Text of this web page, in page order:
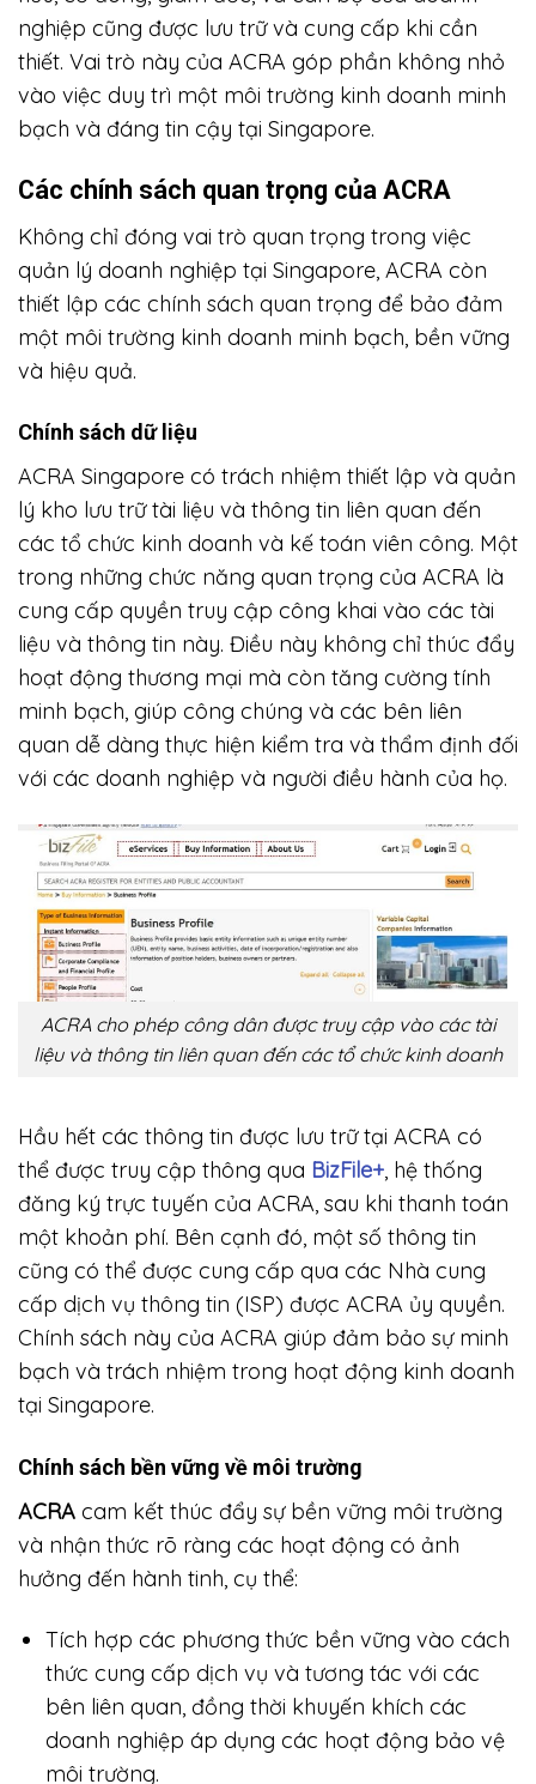
nghiệp cũng được lưu trữ và cung cấp khi cần
thiết. Vai trò này của ACRA góp phần không nhỏ
vào việc duy trì một môi trường kinh doanh minh
bạch và đáng tin cậy tại Singapore.
Các chính sách quan trọng của ACRA
Không chỉ đóng vai trò quan trọng trong việc
quản lý doanh nghiệp tại Singapore, ACRA còn
thiết lập các chính sách quan trọng để bảo đảm
một môi trường kinh doanh minh bạch, bền vững
và hiệu quả.
Chính sách dữ liệu
ACRA Singapore có trách nhiệm thiết lập và quản
lý kho lưu trữ tài liệu và thông tin liên quan đến
các tổ chức kinh doanh và kế toán viên công. Một
trong những chức năng quan trọng của ACRA là
cung cấp quyền truy cập công khai vào các tài
liệu và thông tin này. Điều này không chỉ thúc đẩy
hoạt động thương mại mà còn tăng cường tính
minh bạch, giúp công chúng và các bên liên
quan dễ dàng thực hiện kiểm tra và thẩm định đối
với các doanh nghiệp và người điều hành của họ.
ACRA cho phép công dân được truy cập vào các tài
liệu và thông tin liên quan đến các tổ chức kinh doanh
Hầu hết các thông tin được lưu trữ tại ACRA có
thể được truy cập thông qua BizFile+, hệ thống
đăng ký trực tuyến của ACRA, sau khi thanh toán
một khoản phí. Bên cạnh đó, một số thông tin
cũng có thể được cung cấp qua các Nhà cung
cấp dịch vụ thông tin (ISP) được ACRA ủy quyền.
Chính sách này của ACRA giúp đảm bảo sự minh
bạch và trách nhiệm trong hoạt động kinh doanh
tại Singapore.
Chính sách bền vững về môi trường
ACRA cam kết thúc đẩy sự bền vững môi trường
và nhận thức rõ ràng các hoạt động có ảnh
hưởng đến hành tinh, cụ thể:
Tích hợp các phương thức bền vững vào cách
thức cung cấp dịch vụ và tương tác với các
bên liên quan, đồng thời khuyến khích các
doanh nghiệp áp dụng các hoạt động bảo vệ
môi trường.